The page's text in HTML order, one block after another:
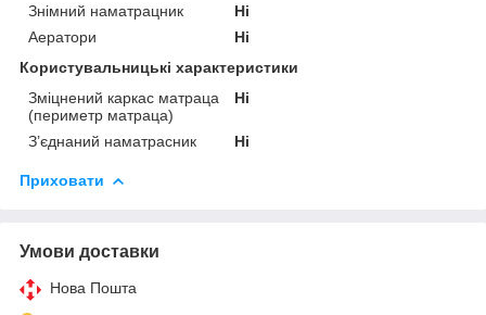
Знімний наматрацник
Ні
Аератори
Ні
Користувальницькі характеристики
Зміцнений каркас матраца
(периметр матраца)
Ні
З’єднаний наматрасник Ні
Приховати
Умови доставки
Нова Пошта